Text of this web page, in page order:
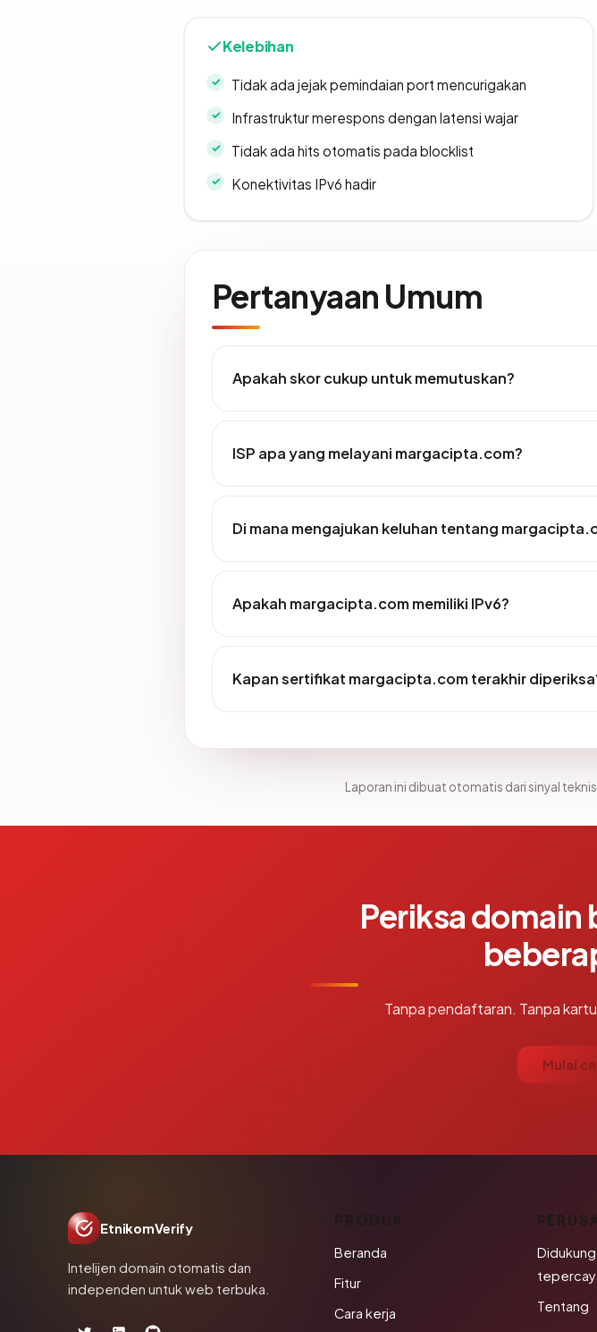
Kelebihan
Tidak ada jejak pemindaian port mencurigakan
Infrastruktur merespons dengan latensi wajar
Tidak ada hits otomatis pada blocklist
Konektivitas IPv6 hadir
Pertanyaan Umum
Apakah skor cukup untuk memutuskan?
ISP apa yang melayani margacipta.com?
Di mana mengajukan keluhan tentang
Apakah margacipta.com memiliki IPv6?
Kapan sertifikat margacipta.com terakhir
Laporan ini dibuat otomatis dari sinyal
Periksa
Tanpa pendaftaran. Tanpa
Mulai
EtnikomVerify
Intelijen domain otomatis dan
independen untuk web terbuka.
PRODUK
Beranda
Fitur
Cara kerja
Tentang